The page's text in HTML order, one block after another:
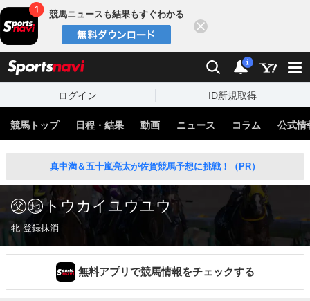
競馬ニュースも結果もすぐわかる
検索 通知
i
ログイン ID新規取得
競馬トップ 日程・結果 動画 ニュース コラム 公式情
真中満＆五十嵐亮太が佐賀競馬予想に挑戦！（PR）
トウカイユウユウ
牝 登録抹消
無料アプリで競馬情報をチェックする